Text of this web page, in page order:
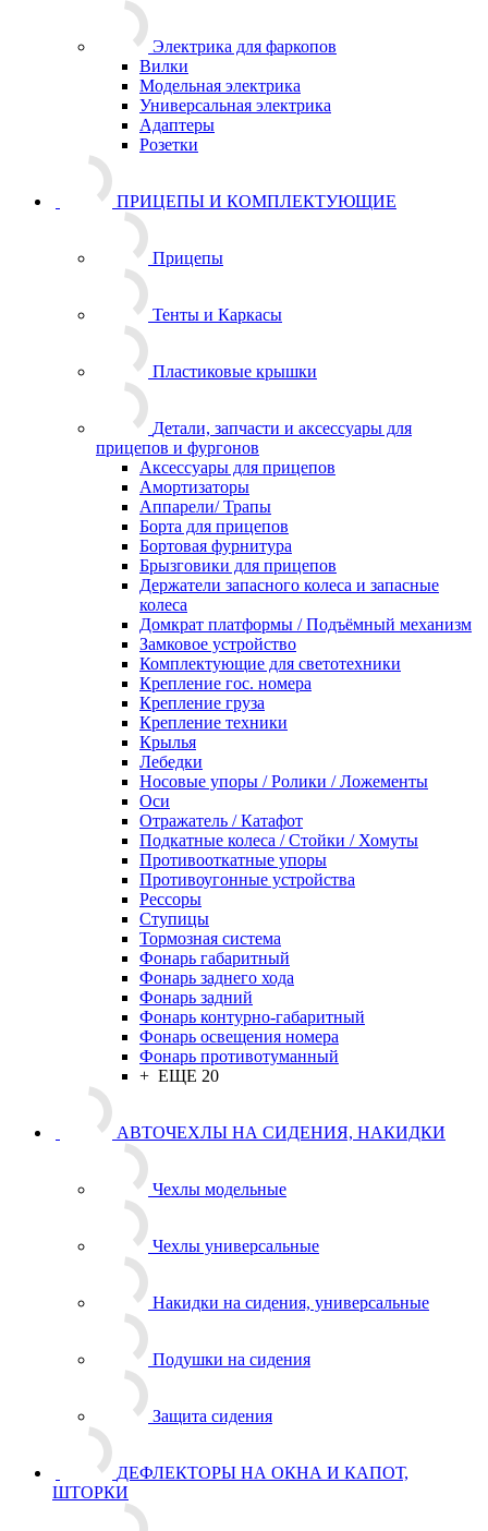
Электрика для фаркопов
Вилки
Модельная электрика
Универсальная электрика
Адаптеры
Розетки
ПРИЦЕПЫ И КОМПЛЕКТУЮЩИЕ
Прицепы
Тенты и Каркасы
Пластиковые крышки
Детали, запчасти и аксессуары для
прицепов и фургонов
Аксессуары для прицепов
Амортизаторы
Аппарели/ Трапы
Борта для прицепов
Бортовая фурнитура
Брызговики для прицепов
Держатели запасного колеса и запасные
колеса
Домкрат платформы / Подъёмный механизм
Замковое устройство
Комплектующие для светотехники
Крепление гос. номера
Крепление груза
Крепление техники
Крылья
Лебедки
Носовые упоры / Ролики / Ложементы
Оси
Отражатель / Катафот
Подкатные колеса / Стойки / Хомуты
Противооткатные упоры
Противоугонные устройства
Рессоры
Ступицы
Тормозная система
Фонарь габаритный
Фонарь заднего хода
Фонарь задний
Фонарь контурно-габаритный
Фонарь освещения номера
Фонарь противотуманный
+ ЕЩЕ 20
АВТОЧЕХЛЫ НА СИДЕНИЯ, НАКИДКИ
Чехлы модельные
Чехлы универсальные
Накидки на сидения, универсальные
Подушки на сидения
Защита сидения
ДЕФЛЕКТОРЫ НА ОКНА И КАПОТ,
ШТОРКИ